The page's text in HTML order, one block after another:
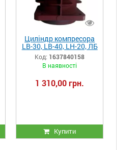
Циліндр компресора
LB-30, LB-40, LH-20, ЛБ
30, ЛБ40
Код: 1637840158
В наявності
1 310,00 грн.
Купити